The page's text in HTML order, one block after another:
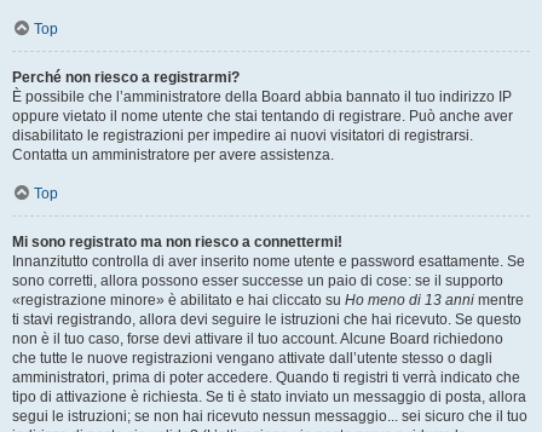
Top
Perché non riesco a registrarmi?
È possibile che l’amministratore della Board abbia bannato il tuo indirizzo IP
oppure vietato il nome utente che stai tentando di registrare. Può anche aver
disabilitato le registrazioni per impedire ai nuovi visitatori di registrarsi.
Contatta un amministratore per avere assistenza.
Top
Mi sono registrato ma non riesco a connettermi!
Innanzitutto controlla di aver inserito nome utente e password esattamente. Se
sono corretti, allora possono esser successe un paio di cose: se il supporto
«registrazione minore» è abilitato e hai cliccato su Ho meno di 13 anni mentre
ti stavi registrando, allora devi seguire le istruzioni che hai ricevuto. Se questo
non è il tuo caso, forse devi attivare il tuo account. Alcune Board richiedono
che tutte le nuove registrazioni vengano attivate dall’utente stesso o dagli
amministratori, prima di poter accedere. Quando ti registri ti verrà indicato che
tipo di attivazione è richiesta. Se ti è stato inviato un messaggio di posta, allora
segui le istruzioni; se non hai ricevuto nessun messaggio... sei sicuro che il tuo